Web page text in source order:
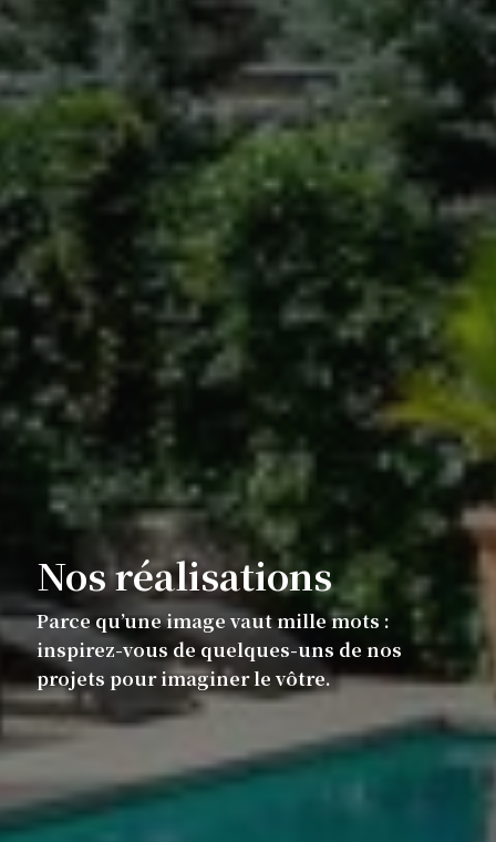
Nos réalisations
Parce qu’une image vaut mille mots :
inspirez-vous de quelques-uns de nos
projets pour imaginer le vôtre.